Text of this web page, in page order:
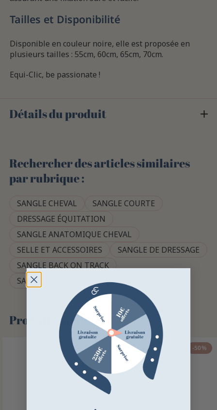
Tailles et Disponibilité
Disponible en couleur noire, elle est proposée en
plusieurs tailles : 55cm, 60cm, 65cm, 70cm.
Equi-Clic, be passionate !
Détails du produit
Rechercher des articles similaires
par rubrique :
SANGLE CHEVAL
SANGLE COURTE
DRESSAGE ÉQUITATION
SANGLE ANATOMIQUE CHEVAL
SELLE ET ACCESSOIRES
SANGLE DE DRESSAGE
SANGLE BACK ON TRACK
SANGLE COURTE ANATOMIQUE
Produits similaires
-50%